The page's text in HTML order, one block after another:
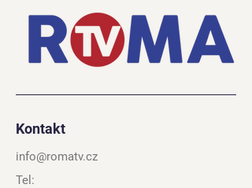
Kontakt
info@romatv.cz
Tel: